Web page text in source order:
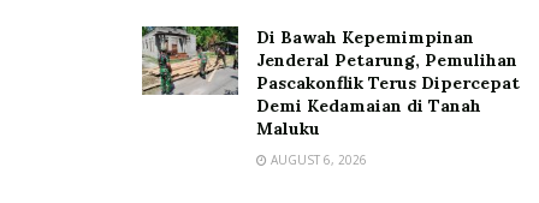
Di Bawah Kepemimpinan
Jenderal Petarung, Pemulihan
Pascakonflik Terus Dipercepat
Demi Kedamaian di Tanah
Maluku
AUGUST 6, 2026